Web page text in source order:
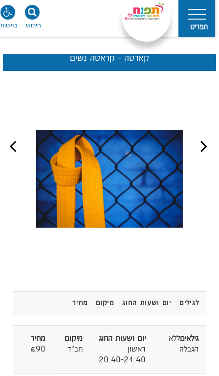
תפריט נגישות חיפוש
קארטה - קראטה נשים
לגילים יום ושעות החוג מיקום מחיר
ללא
הגבלה
ראשון
20:40-21:40
חב"ד ₪90